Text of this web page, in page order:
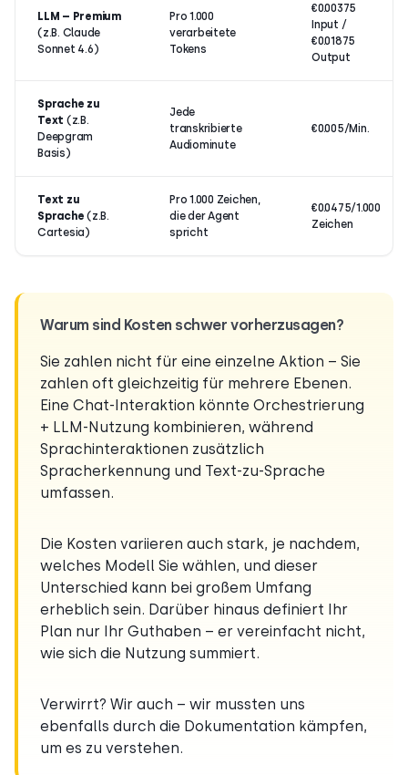
LLM – Premium
(z.B. Claude
Sonnet 4.6)
Pro 1.000
verarbeitete
Tokens
€0.00375
Input /
€0.01875
Output
Sprache zu
Text (z.B.
Deepgram
Basis)
Jede
transkribierte
Audiominute
€0.005/Min.
Text zu
Sprache (z.B.
Cartesia)
Pro 1.000 Zeichen,
die der Agent
spricht
€0.0475/1.000
Zeichen
Warum sind Kosten schwer vorherzusagen?
Sie zahlen nicht für eine einzelne Aktion – Sie
zahlen oft gleichzeitig für mehrere Ebenen.
Eine Chat-Interaktion könnte Orchestrierung
+ LLM-Nutzung kombinieren, während
Sprachinteraktionen zusätzlich
Spracherkennung und Text-zu-Sprache
umfassen.
Die Kosten variieren auch stark, je nachdem,
welches Modell Sie wählen, und dieser
Unterschied kann bei großem Umfang
erheblich sein. Darüber hinaus definiert Ihr
Plan nur Ihr Guthaben – er vereinfacht nicht,
wie sich die Nutzung summiert.
Verwirrt? Wir auch – wir mussten uns
ebenfalls durch die Dokumentation kämpfen,
um es zu verstehen.